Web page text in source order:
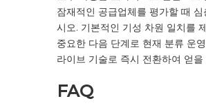
잠재적인 공급업체를 평가할 때
시오. 기본적인 기성 차원 일치를
중요한 다음 단계로 현재 분류 ​​운
라이브 기술로 즉시 전환하여 얻
FAQ